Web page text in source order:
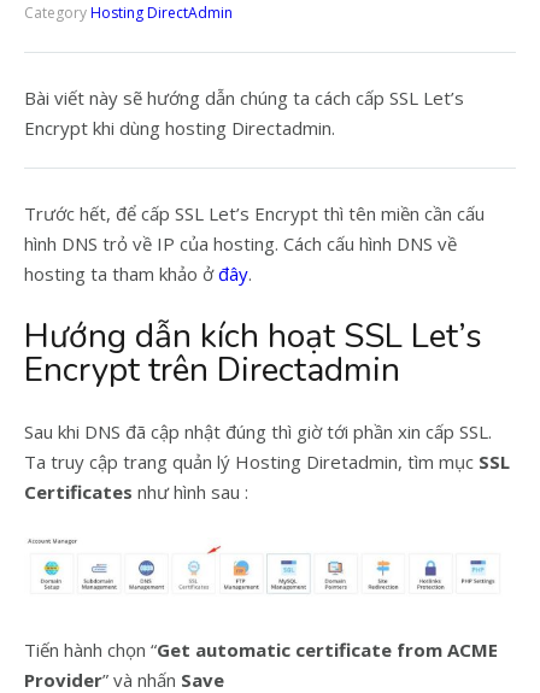
CategoryHosting DirectAdmin
Bài viết này sẽ hướng dẫn chúng ta cách cấp SSL Let’s
Encrypt khi dùng hosting Directadmin.
Trước hết, để cấp SSL Let’s Encrypt thì tên miền cần cấu
hình DNS trỏ về IP của hosting. Cách cấu hình DNS về
hosting ta tham khảo ởđây.
Hướng dẫn kích hoạt SSL Let’s
Encrypt trên Directadmin
Sau khi DNS đã cập nhật đúng thì giờ tới phần xin cấp SSL.
Ta truy cập trang quản lý Hosting Diretadmin, tìm mục SSL
Certificates như hình sau :
Tiến hành chọn “Get automatic certificate from ACME
Provider” và nhấn Save